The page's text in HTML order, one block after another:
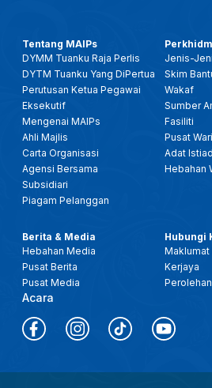
Tentang MAIPs
DYMM Tuanku Raja Perlis
DYTM Tuanku Yang DiPertua
Perutusan Ketua Pegawai
Eksekutif
Mengenai MAIPs
Ahli Majlis
Carta Organisasi
Agensi Bersama
Subsidiari
Piagam Pelanggan
Jenis-
Skim
Wakaf
Sumber
Fasiliti
Pusat
Adat
Hebahan
Berita & Media
Hebahan Media
Pusat Berita
Pusat Media
Acara
Hubungi
Maklumat
Kerjaya
Perolehan